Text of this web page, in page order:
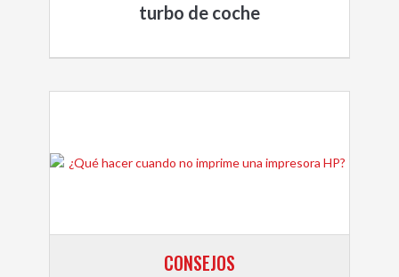
turbo de coche
CONSEJOS